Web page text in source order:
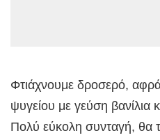
Φτιάχνουμε δροσερό,
ψυγείου με γεύση βανίλια
Πολύ εύκολη συνταγή, θα